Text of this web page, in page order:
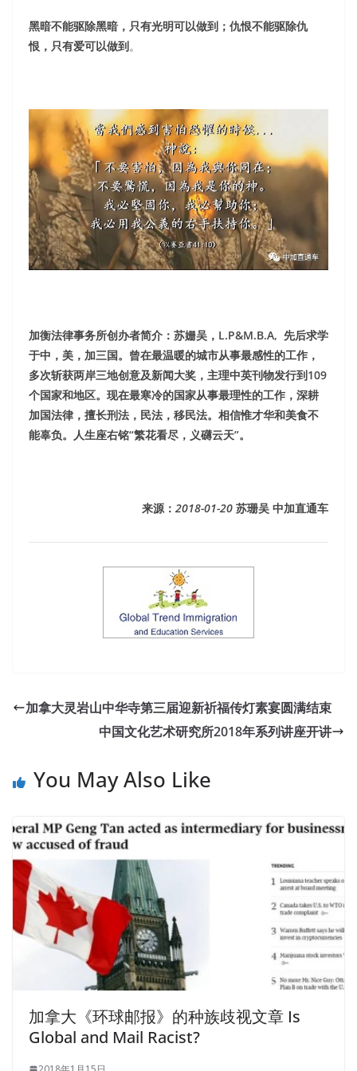
黑暗不能驱除黑暗，只有光明可以做到；仇恨不能驱除仇
恨，只有爱可以做到。
加衡法律事务所创办者简介：苏姗吴，L.P&M.B.A, 先后求学
于中，美，加三国。曾在最温暖的城市从事最感性的工作，
多次斩获两岸三地创意及新闻大奖，主理中英刊物发行到109
个国家和地区。现在最寒冷的国家从事最理性的工作，深耕
加国法律，擅长刑法，民法，移民法。相信惟才华和美食不
能辜负。人生座右铭“繁花看尽，义礴云天”。
来源： 2018-01-20 苏珊吴 中加直通车
加拿大灵岩山中华寺第三届迎新祈福传灯素宴圆满结束
中国文化艺术研究所2018年系列讲座开讲
You May Also Like
加拿大《环球邮报》的种族歧视文章 Is
Global and Mail Racist?